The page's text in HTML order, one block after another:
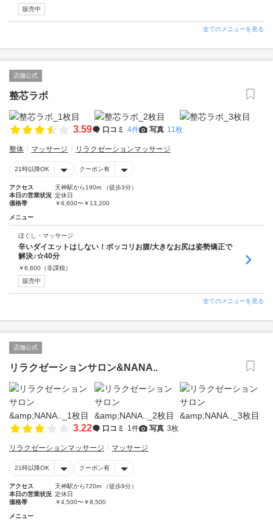
販売中
全てのメニューを見る
店舗公式
整芯ラボ
3.59 口コミ 4件 写真 11枚
整体 マッサージ リラクゼーションマッサージ
21時以降OK クーポン有
アクセス
天神駅から190m （徒歩3分）
本日の営業状況 定休日
価格帯
￥6,600〜￥13,200
メニュー
ほぐし・マッサージ
辛いダイエットはしない！ポッコリお腹/大きなお尻は姿勢矯正で
解決♪☆40分
￥6,600 （非課税）
販売中
全てのメニューを見る
店舗公式
リラクゼーションサロン&NANA..
3.22 口コミ 1件 写真 3枚
リラクゼーションマッサージ マッサージ
21時以降OK クーポン有
アクセス
天神駅から720m （徒歩9分）
本日の営業状況 定休日
価格帯
￥4,500〜￥8,500
メニュー